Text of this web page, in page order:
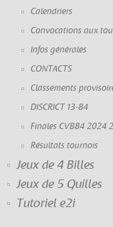
Calendriers
Convocations aux
Infos générales
CONTACTS
Classements
DISCRICT 13-84
Finales CVB84 2024
Résultats tournois
Jeux de 4 Billes
Jeux de 5 Quilles
Tutoriel e2i